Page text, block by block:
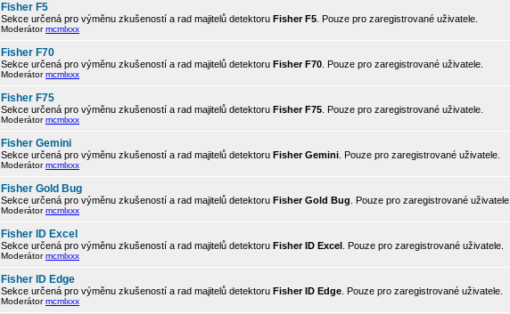
Fisher F5
Sekce určená pro výměnu zkušeností a rad majitelů detektoru Fisher F5 . Pouze pro zaregistrované uživatele.
Moderátormcmlxxx
Fisher F70
Sekce určená pro výměnu zkušeností a rad majitelů detektoru Fisher F70 . Pouze pro zaregistrované uživatele.
Moderátormcmlxxx
Fisher F75
Sekce určená pro výměnu zkušeností a rad majitelů detektoru Fisher F75 . Pouze pro zaregistrované uživatele.
Moderátormcmlxxx
Fisher Gemini
Sekce určená pro výměnu zkušeností a rad majitelů detektoru Fisher Gemini . Pouze pro zaregistrované uživatele.
Moderátormcmlxxx
Fisher Gold Bug
Sekce určená pro výměnu zkušeností a rad majitelů detektoru Fisher Gold Bug . Pouze pro zaregistrované uživatele.
Moderátormcmlxxx
Fisher ID Excel
Sekce určená pro výměnu zkušeností a rad majitelů detektoru Fisher ID Excel . Pouze pro zaregistrované uživatele.
Moderátormcmlxxx
Fisher ID Edge
Sekce určená pro výměnu zkušeností a rad majitelů detektoru Fisher ID Edge . Pouze pro zaregistrované uživatele.
Moderátormcmlxxx